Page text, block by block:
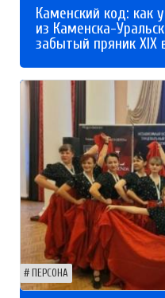
Каменский код: как
из Каменска-
забытый пряник XIX
ПЕРСОНА